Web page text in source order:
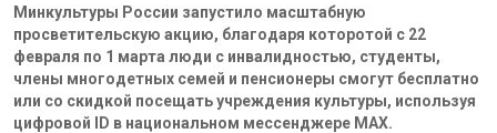
Минкультуры России запустило масштабную
просветительскую акцию, благодаря которотой с 22
февраля по 1 марта люди с инвалидностью, студенты,
члены многодетных семей и пенсионеры смогут бесплатно
или со скидкой посещать учреждения культуры, используя
цифровой ID в национальном мессенджере MAX.